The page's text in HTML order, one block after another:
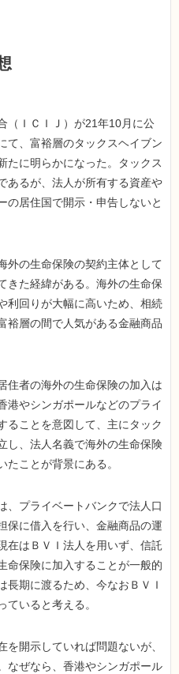
（ＩＣＩＪ）が21年10月に公
て、富裕層のタックスヘイブン
たに明らかになった。タックス
あるが、法人が所有する資産や
の居住国で開示・申告しないと
外の生命保険の契約主体として
きた経緯がある。海外の生命保
利回りが大幅に高いため、相続
裕層の間で人気がある金融商品
住者の海外の生命保険の加入は
港やシンガポールなどのプライ
ることを意図して、主にタック
し、法人名義で海外の生命保険
ことが背景にある。
、プライベートバンクで法人口
保に借入を行い、金融商品の運
在はＢＶＩ法人を用いず、信託
命保険に加入することが一般的
長期に渡るため、今なおＢＶＩ
いると考える。
開示していれば問題ないが、
なぜなら、香港やシンガポール